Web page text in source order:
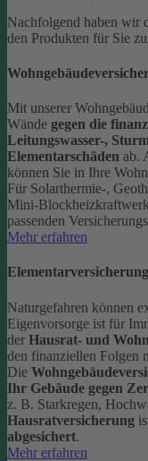
Nachfolgend haben wir
den Produkten für Sie
Mit unserer
Wände gegen die
Leitungswasser-,
Elementarschäden ab.
können Sie in Ihre
Für Solarthermie-,
Mini-
passenden
Mehr erfahren
Elementarversicherung
Naturgefahren können
Eigenvorsorge ist für
der Hausrat- und
den finanziellen Folgen
Die
Ihr Gebäude gegen
z. B. Starkregen,
Hausratversicherung
abgesichert.
Mehr erfahren